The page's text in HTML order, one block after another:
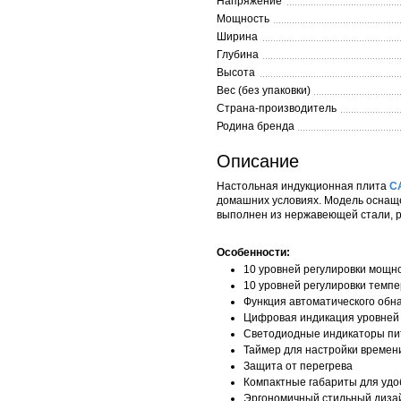
Мощность
Ширина
Глубина
Высота
Вес (без упаковки)
Страна-производитель
Родина бренда
Описание
Настольная индукционная плита
домашних условиях. Модель
выполнен из нержавеющей стали,
Особенности:
10 уровней регулировки
10 уровней регулировки
Функция автоматического
Цифровая индикация
Светодиодные индикаторы
Таймер для настройки
Защита от перегрева
Компактные габариты для
Эргономичный стильный